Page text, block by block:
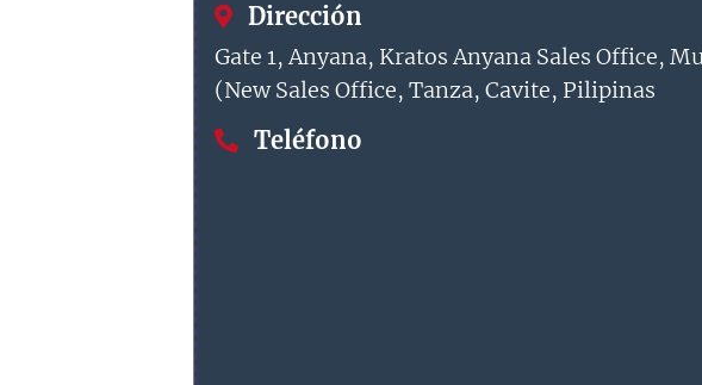
Dirección
Gate 1, Anyana, Kratos Anyana Sales Office,
(New Sales Office, Tanza, Cavite, Pilipinas
Teléfono